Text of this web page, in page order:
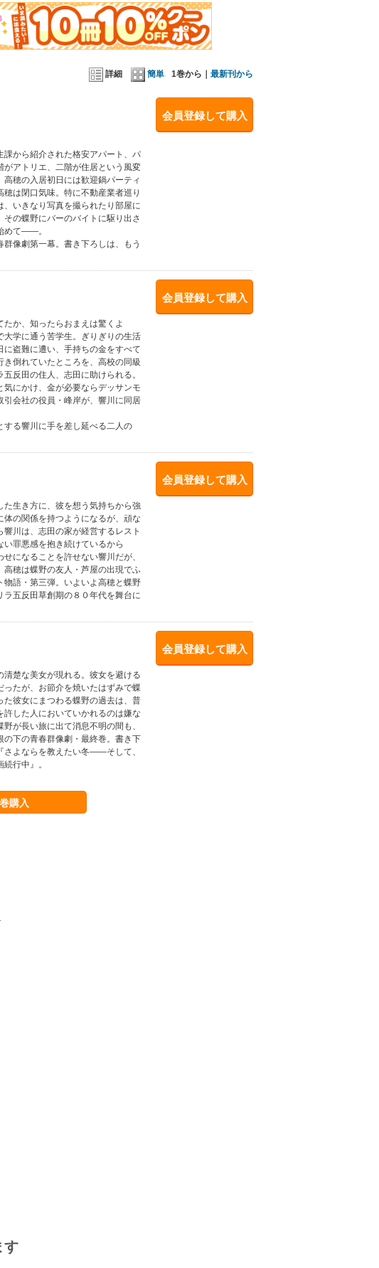
詳細 簡単 1巻から｜ 最新刊から
会員登録して購入
から紹介された格安アパート、パ
アトリエ、二階が住居という風変
穂の入居初日には歓迎鍋パーティ
は閉口気味。特に不動産業者巡り
いきなり写真を撮られたり部屋に
の蝶野にバーのバイトに駆り出さ
めて――。
像劇第一幕。書き下ろしは、もう
会員登録して購入
か、知ったらおまえは驚くよ
学に通う苦学生。ぎりぎりの生活
盗難に遭い、手持ちの金をすべて
倒れていたところを、高校の同級
反田の住人、志田に助けられる。
にかけ、金が必要ならデッサンモ
会社の役員・峰岸が、響川に同居
る響川に手を差し延べる二人の
会員登録して購入
生き方に、彼を想う気持ちから強
の関係を持つようになるが、頑な
川は、志田の家が経営するレスト
罪悪感を抱き続けているから
になることを許せない響川だが、
穂は蝶野の友人・芦屋の出現でふ
語・第三弾。いよいよ高穂と蝶野
五反田草創期の８０年代を舞台に
会員登録して購入
楚な美女が現れる。彼女を避ける
たが、お節介を焼いたはずみで蝶
彼女にまつわる蝶野の過去は、普
した人においていかれるのは嫌な
が長い旅に出て消息不明の間も、
下の青春群像劇・最終巻。書き下
さよならを教えたい冬――そして、
行中』。
購入
す